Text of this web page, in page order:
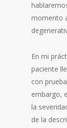
momento
En mi
paciente
con
embargo,
la
de la